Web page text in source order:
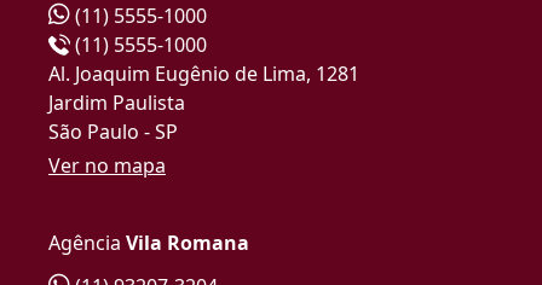
(11) 5555-1000
(11) 5555-1000
Al. Joaquim Eugênio de Lima, 1281
Jardim Paulista
São Paulo - SP
Ver no mapa
Agência Vila Romana